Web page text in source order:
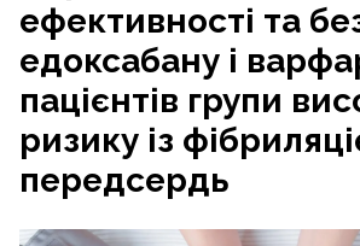
ефективності та
едоксабану і
пацієнтів групи
ризику із
передсердь